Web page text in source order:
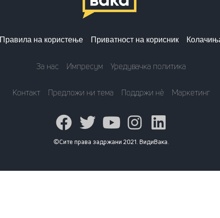
Правила на користење Приватност на корисник
За нас Импресум Уредувачка политика
Контакт Предложи ни тема Поддржи нè Маркетинг
©Сите права задржани 2021. ВидиВака.